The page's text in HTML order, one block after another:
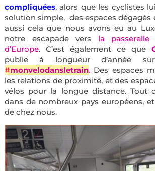
compliquées, alors que les cyclistes
solution simple, des espaces dégagés
aussi cela que nous avons eu au
notre escapade vers la
d’Europe. C’est également ce que
publie à longueur d’année
#monvelodansletrain.Des espaces
les relations de proximité, et des
vélos pour la longue distance. Tout
dans de nombreux pays européens,
de chez nous.